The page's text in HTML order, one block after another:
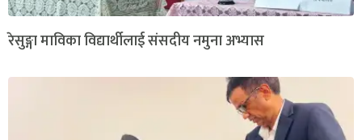
रेसुङ्गा माविका विद्यार्थीलाई संसदीय नमुना अभ्यास